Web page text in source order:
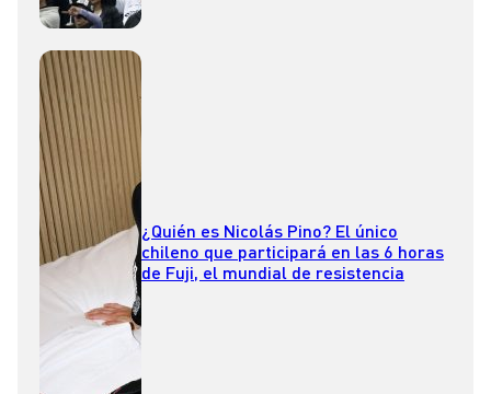
¿Quién es Nicolás Pino? El único
chileno que participará en las 6 horas
de Fuji, el mundial de resistencia